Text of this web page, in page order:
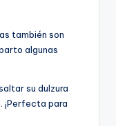
también son
algunas
su dulzura
¡Perfecta para